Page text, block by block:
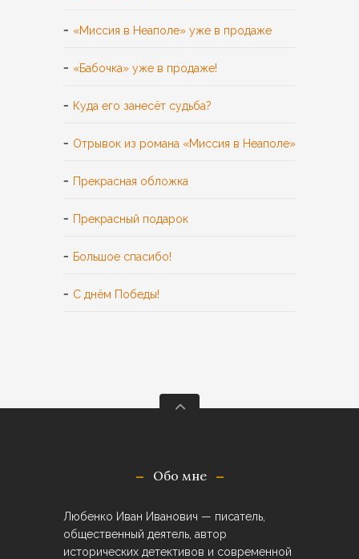
«Миссия в Неаполе» уже в продаже
«Бабочка» уже в продаже!
Куда его занесёт судьба?
Отрывок из романа «Миссия в Неаполе»
Прекрасная обложка
Прекрасный подарок
Большое спасибо!
С днём Победы!
Обо мне
Любенко Иван Иванович — писатель,
общественный деятель, автор
исторических детективов и современной